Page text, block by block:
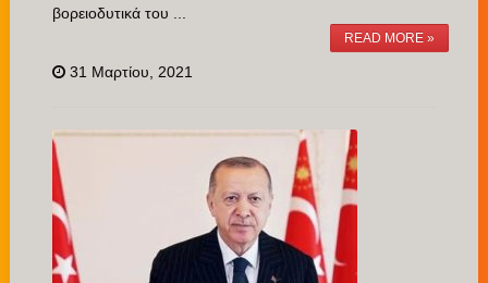
βορειοδυτικά του ...
READ MORE »
31 Μαρτίου, 2021